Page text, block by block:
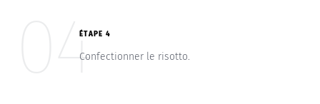
04ÉTAPE 4
Confectionner le risotto.